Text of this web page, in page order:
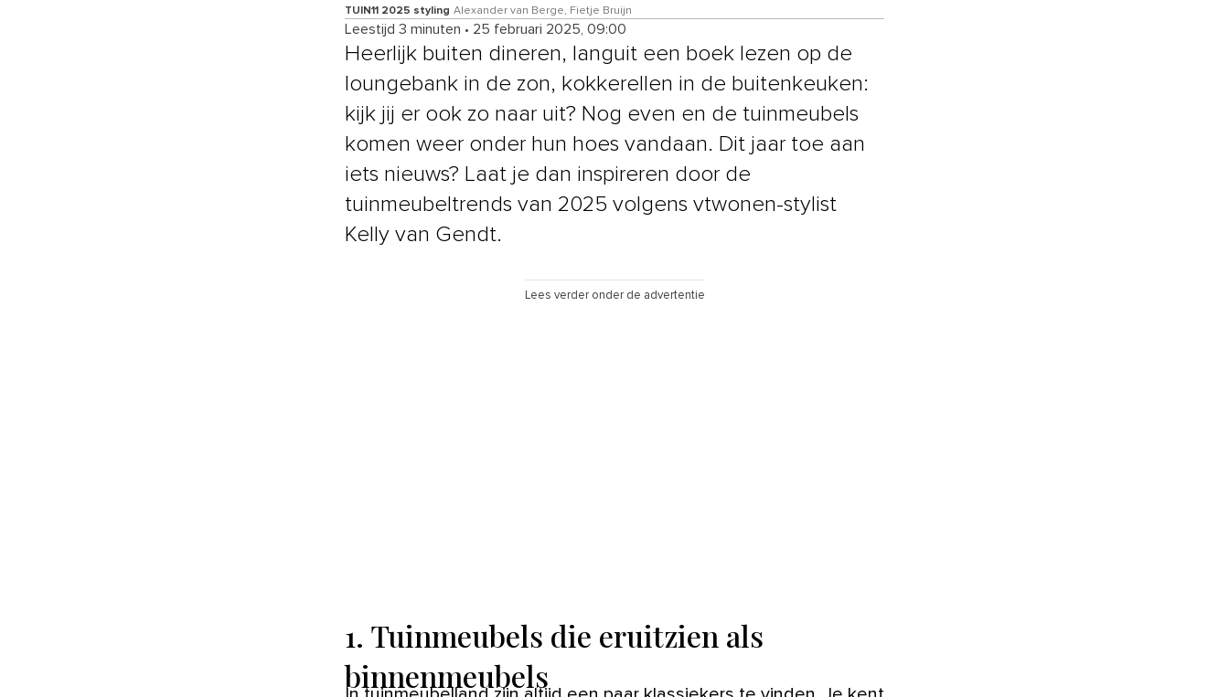
TUIN11 2025 styling Alexander van Berge, Fietje Bruijn
Leestijd 3 minuten • 25 februari 2025, 09:00
Heerlijk buiten dineren, languit een boek lezen op de
loungebank in de zon, kokkerellen in de buitenkeuken:
kijk jij er ook zo naar uit? Nog even en de tuinmeubels
komen weer onder hun hoes vandaan. Dit jaar toe aan
iets nieuws? Laat je dan inspireren door de
tuinmeubeltrends van 2025 volgens vtwonen-stylist
Kelly van Gendt.
Lees verder onder de advertentie
1. Tuinmeubels die eruitzien als
binnenmeubels